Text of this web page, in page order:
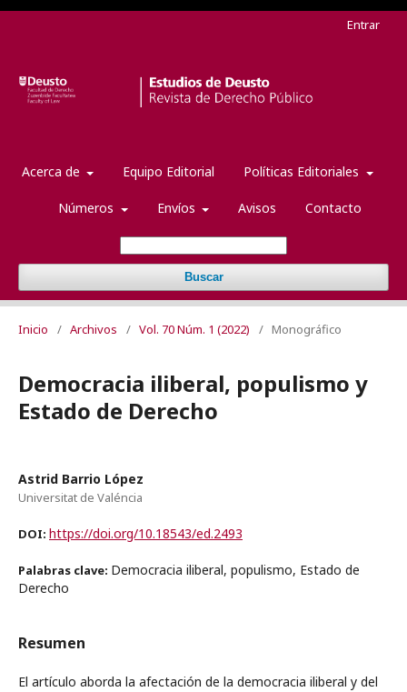
Acerca de Equipo Editorial Políticas Editoriales
Números Envíos Avisos Contacto
Buscar
Entrar
Inicio / Archivos / Vol. 70 Núm. 1 (2022) / Monográfico
Democracia iliberal, populismo y
Estado de Derecho
Astrid Barrio López
Universitat de Valéncia
DOI: https://doi.org/10.18543/ed.2493
Palabras clave: Democracia iliberal, populismo, Estado de
Derecho
Resumen
El artículo aborda la afectación de la democracia iliberal y del